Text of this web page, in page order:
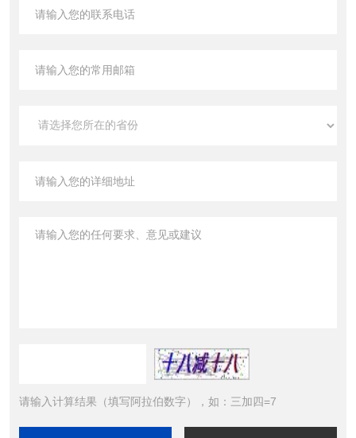
请输入计算结果（填写阿拉伯数字），如：三加四=7